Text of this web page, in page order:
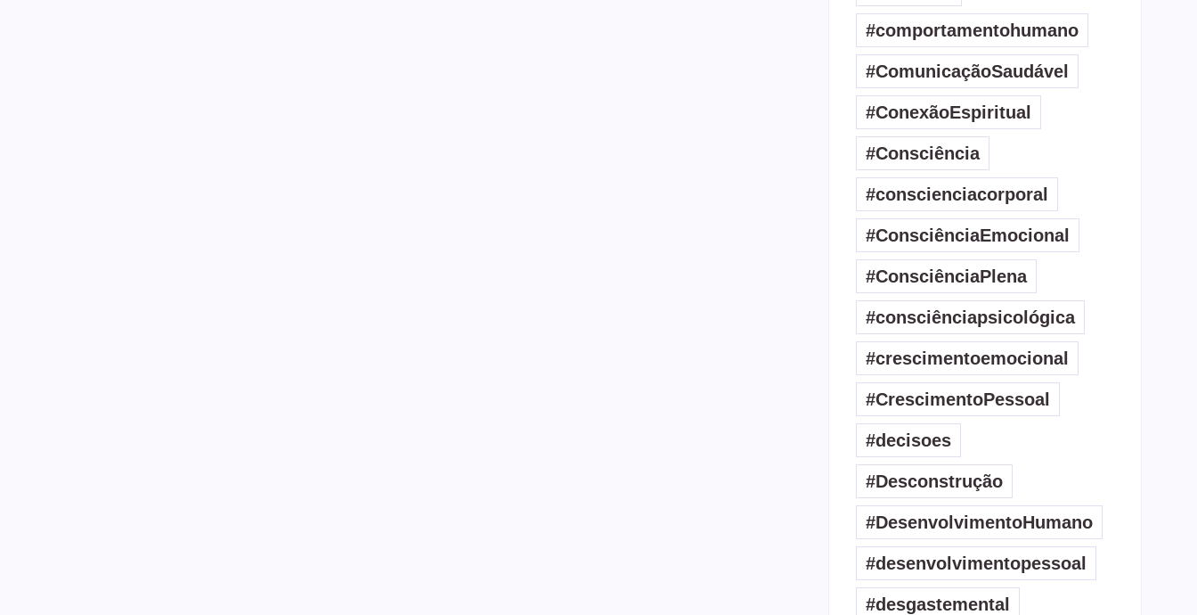
#comportamentohumano
#ComunicaçãoSaudável
#ConexãoEspiritual
#Consciência
#conscienciacorporal
#ConsciênciaEmocional
#ConsciênciaPlena
#consciênciapsicológica
#crescimentoemocional
#CrescimentoPessoal
#decisoes
#Desconstrução
#DesenvolvimentoHumano
#desenvolvimentopessoal
#desgastemental